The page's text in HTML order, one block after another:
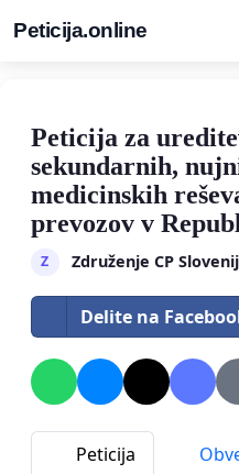
Peticija.online
Peticija za
sekundarnih,
medicinskih
prevozov v
Z Združenje CP
Delite na
Peticija